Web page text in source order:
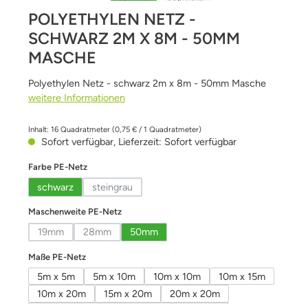
POLYETHYLEN NETZ -
SCHWARZ 2M X 8M - 50MM
MASCHE
Polyethylen Netz - schwarz 2m x 8m - 50mm Masche
weitere Informationen
Inhalt: 16 Quadratmeter (0,75 € / 1 Quadratmeter)
Sofort verfügbar, Lieferzeit: Sofort verfügbar
Farbe PE-Netzauswählen
schwarz steingrau(Diese Option ist zurzeit nicht verfügbar.)
Maschenweite PE-Netzauswählen
19mm(Diese Option ist zurzeit nicht verfügbar.)
28mm(Diese Option ist zurzeit nicht verfügbar.)
50mm
Maße PE-Netzauswählen
5m x 5m 5m x 10m 10m x 10m
10m x 15m
10m x 20m
15m x 20m
20m x 20m